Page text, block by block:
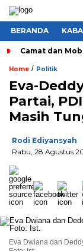
BERANDA
Camat dan
Home / Politik
Eva-
Partai,
Masih
Rodi Ediyansyah
Rabu, 28 Agustus
Eva Dwiana dan